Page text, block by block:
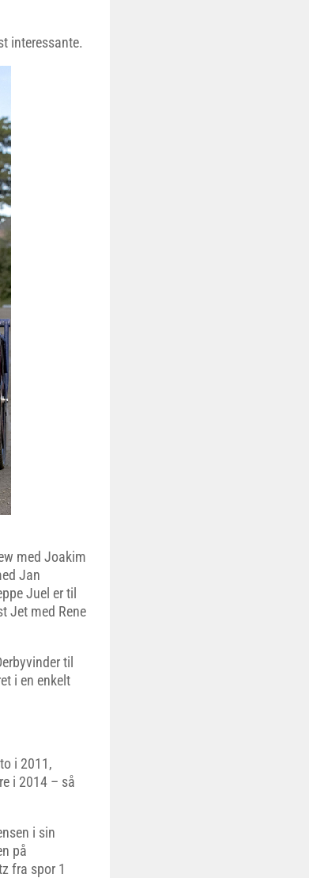
interessante.
med Joakim
Jan
Juel er til
Jet med Rene
til
i en enkelt
i 2011,
i 2014 – så
i sin
på
fra spor 1